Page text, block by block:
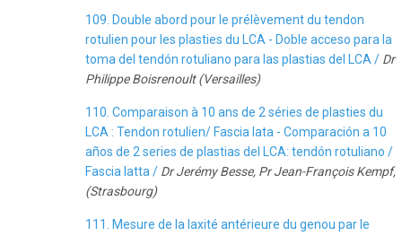
109. Double abord pour le prélèvement du tendon
rotulien pour les plasties du LCA - Doble acceso para la
toma del tendón rotuliano para las plastias del LCA / Dr
Philippe Boisrenoult (Versailles)
110. Comparaison à 10 ans de 2 séries de plasties du
LCA : Tendon rotulien/ Fascia lata - Comparación a 10
años de 2 series de plastias del LCA: tendón rotuliano /
Fascia latta / Dr Jerémy Besse, Pr Jean-François Kempf,
(Strasbourg)
111. Mesure de la laxité antérieure du genou par le